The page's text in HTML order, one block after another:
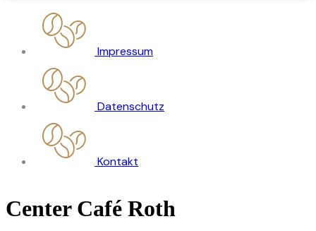
Impressum
Datenschutz
Kontakt
Center Café Roth